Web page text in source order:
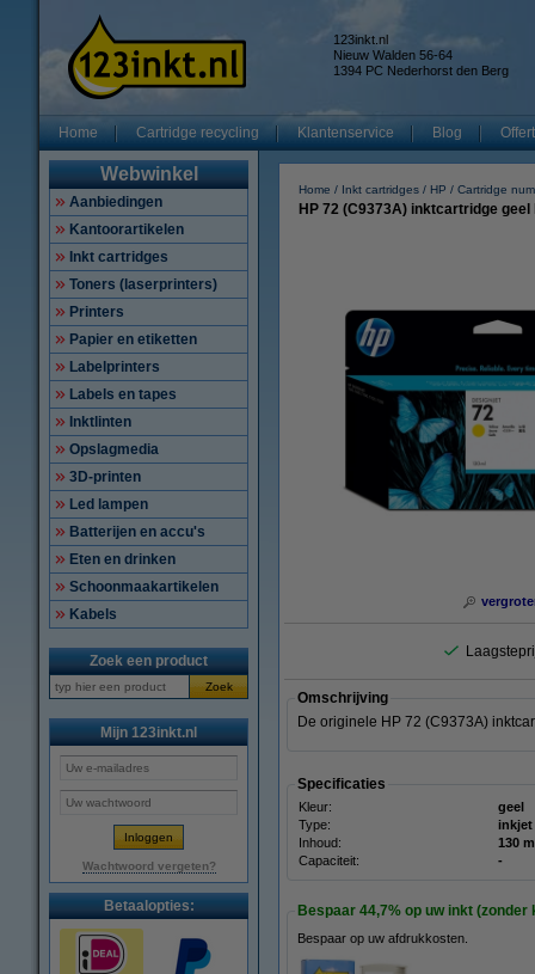
123inkt.nl
Nieuw Walden 56-64
1394 PC Nederhorst den Berg
Home Cartridge recycling Klantenservice Blog
Webwinkel
Aanbiedingen
Kantoorartikelen
Inkt cartridges
Toners (laserprinters)
Printers
Papier en etiketten
Labelprinters
Labels en tapes
Inktlinten
Opslagmedia
3D-printen
Led lampen
Batterijen en accu's
Eten en drinken
Schoonmaakartikelen
Kabels
Zoek een product
Zoek
Mijn 123inkt.nl
Wachtwoord vergeten?
Betaalopties:
Home Inkt cartridges HP Cartridge
HP 72 (C9373A) inktcartridge
Omschrijving
De originele HP 72 (C9373A)
Specificaties
Kleur: geel
Type:
inkjet
Inhoud:
130
Capaciteit:
-
Bespaar 44,7% op uw inkt
Bespaar op uw afdrukkosten.